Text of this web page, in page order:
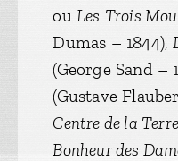
ou Les Trois
Dumas – 1844),
(George Sand –
(Gustave
Centre de la Terre
Bonheur des